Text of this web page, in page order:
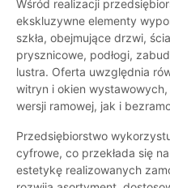
Wśród realizacji
ekskluzywne elementy
szkła, obejmujące drzwi,
prysznicowe, podłogi,
lustra. Oferta uwzględnia
witryn i okien
wersji ramowej, jak i
Przedsiębiorstwo
cyfrowe, co przekłada się
estetykę realizowanych